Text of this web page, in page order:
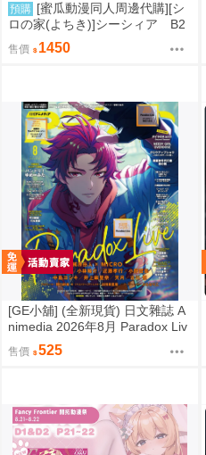
預購 [蜜瓜動漫同人周邊代購][シ
ロの家(よちき)]シーシィア B2
タペストリー(絕區零)(同人周邊)
售價 1450
[GE小舖] (全新現貨) 日文雜誌 A
nimedia 2026年8月 Paradox Liv
e BanG Dream!
售價 525